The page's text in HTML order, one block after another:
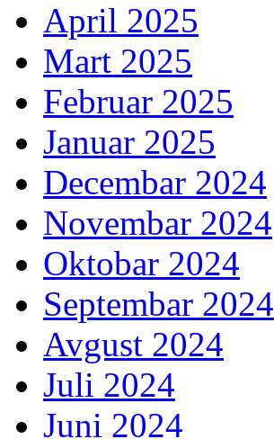
April 2025
Mart 2025
Februar 2025
Januar 2025
Decembar 2024
Novembar 2024
Oktobar 2024
Septembar 2024
Avgust 2024
Juli 2024
Juni 2024